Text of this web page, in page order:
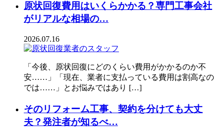
原状回復費用はいくらかかる？専門工事会社
がリアルな相場の…
2026.07.16
「今後、原状回復にどのくらい費用がかかるのか不
安……」「現在、業者に支払っている費用は割高なの
では……」とお悩みではあり […]
そのリフォーム工事、契約を分けても大丈
夫？発注者が知るべ…